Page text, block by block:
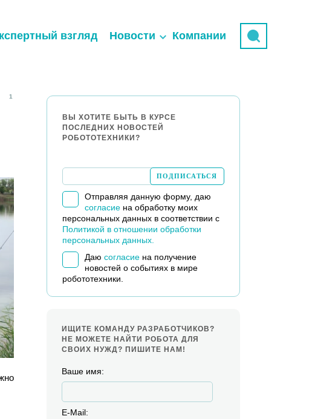
взгляд Новости Компании
1
ВЫ ХОТИТЕ БЫТЬ В КУРСЕ
ПОСЛЕДНИХ НОВОСТЕЙ
РОБОТОТЕХНИКИ?
Отправляя данную форму, даю
согласиена обработку моих
персональных данных в соответствии с
Политикой в отношении обработки
персональных данных.
Даю согласиена получение
новостей о событиях в мире
робототехники.
ИЩИТЕ КОМАНДУ РАЗРАБОТЧИКОВ?
НЕ МОЖЕТЕ НАЙТИ РОБОТА ДЛЯ
СВОИХ НУЖД? ПИШИТЕ НАМ!
Ваше имя:
E-Mail: